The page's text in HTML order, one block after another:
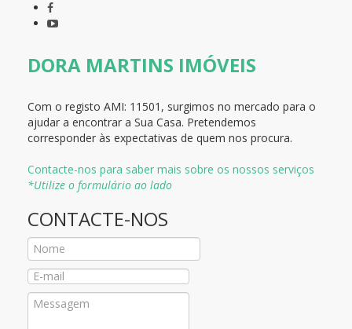
DORA MARTINS IMÓVEIS
Com o registo AMI: 11501, surgimos no mercado para o
ajudar a encontrar a Sua Casa. Pretendemos
corresponder às expectativas de quem nos procura.
Contacte-nos para saber mais sobre os nossos serviços
*Utilize o formulário ao lado
CONTACTE-NOS